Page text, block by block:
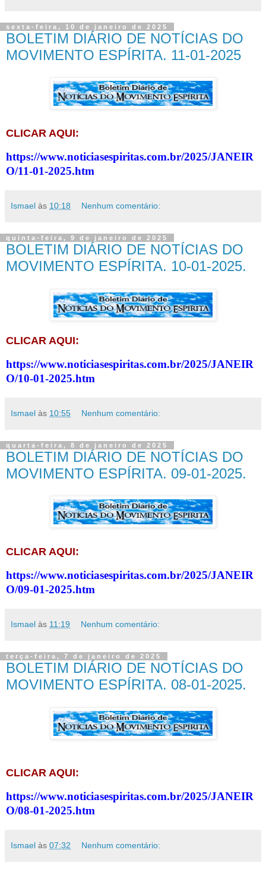
sexta-feira, 10 de janeiro de 2025
BOLETIM DIÁRIO DE NOTÍCIAS DO
MOVIMENTO ESPÍRITA. 11-01-2025
CLICAR AQUI:
https://www.noticiasespiritas.com.br/2025/JANEIR
O/11-01-2025.htm
Ismael às 10:18 Nenhum comentário:
quinta-feira, 9 de janeiro de 2025
BOLETIM DIÁRIO DE NOTÍCIAS DO
MOVIMENTO ESPÍRITA. 10-01-2025.
CLICAR AQUI:
https://www.noticiasespiritas.com.br/2025/JANEIR
O/10-01-2025.htm
Ismael às 10:55 Nenhum comentário:
quarta-feira, 8 de janeiro de 2025
BOLETIM DIÁRIO DE NOTÍCIAS DO
MOVIMENTO ESPÍRITA. 09-01-2025.
CLICAR AQUI:
https://www.noticiasespiritas.com.br/2025/JANEIR
O/09-01-2025.htm
Ismael às 11:19 Nenhum comentário:
terça-feira, 7 de janeiro de 2025
BOLETIM DIÁRIO DE NOTÍCIAS DO
MOVIMENTO ESPÍRITA. 08-01-2025.
CLICAR AQUI:
https://www.noticiasespiritas.com.br/2025/JANEIR
O/08-01-2025.htm
Ismael às 07:32 Nenhum comentário: